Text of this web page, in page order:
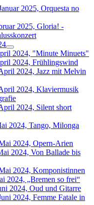
2025, Orquesta no
2025, Gloria! -
2024, "Minute Minuets"
2024, Frühlingswind
2024, Jazz mit Melvin
2024, Klaviermusik
2024, Silent short
2024, Tango, Milonga
2024, Opern-Arien
2024, Von Ballade bis
2024, Komponistinnen
2024, „Bremen so frei“
2024, Oud und Gitarre
2024, Femme Fatale in